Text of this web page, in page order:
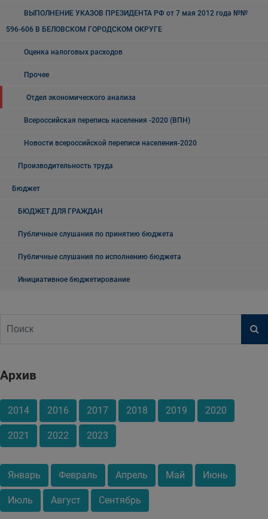
ВЫПОЛНЕНИЕ УКАЗОВ ПРЕЗИДЕНТА РФ от 7 мая 2012 года №№
596-606 В БЕЛОВСКОМ ГОРОДСКОМ ОКРУГЕ
Оценка налоговых расходов
Прочее
Отдел экономического анализа
Всероссийская перепись населения -2020 (ВПН)
Новости всероссийской переписи населения-2020
Производительность труда
Бюджет
БЮДЖЕТ ДЛЯ ГРАЖДАН
Публичные слушания по принятию бюджета
Публичные слушания по исполнению бюджета
Инициативное бюджетирование
Архив
2014 2016 2017 2018 2019 2020
2021 2022 2023
Январь Февраль Апрель Май Июнь
Июль Август Сентябрь